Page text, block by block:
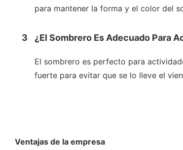
para mantener la forma y el color del
3 ¿El Sombrero Es Adecuado Para
El sombrero es perfecto para
fuerte para evitar que se lo lleve el
Ventajas de la empresa